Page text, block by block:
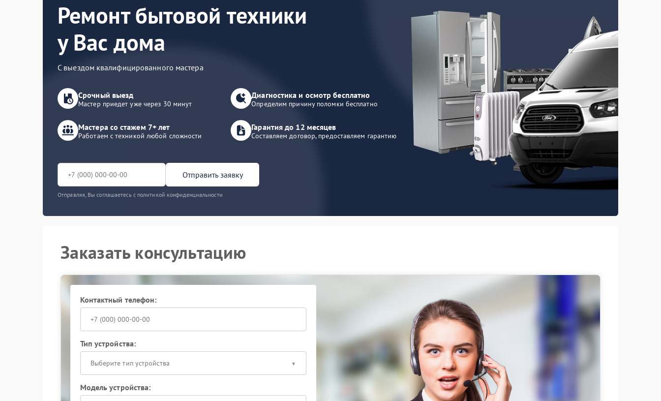
Ремонт бытовой техники
у Вас дома
С выездом квалифицированного мастера
Срочный выезд
Мастер приедет уже через 30 минут
Диагностика и осмотр бесплатно
Определим причину поломки бесплатно
Мастера со стажем 7+ лет
Работаем с техникой любой сложности
Гарантия до 12 месяцев
Составляем договор, предоставляем гарантию
Отправить заявку
Отправляя, Вы соглашаетесь с политикой конфиденциальности
Заказать консультацию
Контактный телефон:
Тип устройства:
Выберите тип устройства
Модель устройства: